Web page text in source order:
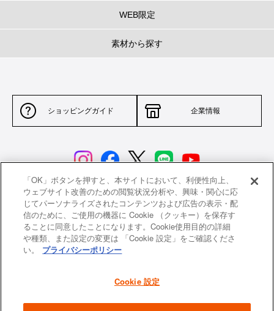
WEB限定
素材から探す
ショッピングガイド 企業情報
サイトポリシー 特定商取引法に基づく表示
並行輸入品について 個人情報保護方針
返品について
よくあるご質問 お問い合わせ
「OK」ボタンを押すと、本サイトにおいて、利便性向上、
ウェブサイト改善のための閲覧状況分析や、興味・関心に応
じてパーソナライズされたコンテンツおよび広告の表示・配
信のために、ご使用の機器に Cookie （クッキー）を保存す
ることに同意したことになります。Cookie使用目的の詳細
や種類、また設定の変更は 「Cookie 設定」をご確認くださ
い。
プライバシーポリシー
Cookie 設定